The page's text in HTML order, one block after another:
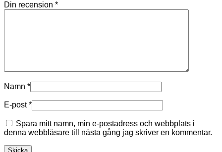
Din recension *
Namn *
E-post*
Spara mitt namn, min e-postadress och webbplats i
denna webbläsare till nästa gång jag skriver en kommentar.